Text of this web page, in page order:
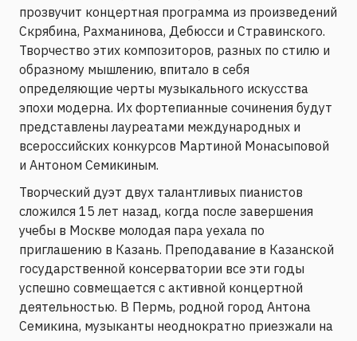
прозвучит концертная программа из произведений
Скрябина, Рахманинова, Дебюсси и Стравинского.
Творчество этих композиторов, разных по стилю и
образному мышлению, впитало в себя
определяющие черты музыкального искусства
эпохи модерна. Их фортепианные сочинения будут
представлены лауреатами международных и
всероссийских конкурсов Мартиной Монасыповой
и Антоном Семикиным.
Творческий дуэт двух талантливых пианистов
сложился 15 лет назад, когда после завершения
учебы в Москве молодая пара уехала по
приглашению в Казань. Преподавание в Казанской
государственной консерватории все эти годы
успешно совмещается с активной концертной
деятельностью. В Пермь, родной город Антона
Семикина, музыканты неоднократно приезжали на